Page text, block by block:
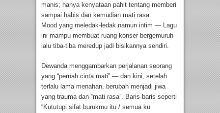
manis; hanya kenyataan pahit tentang memberi
sampai habis dan kemudian mati rasa.
Mood yang meledak-ledak namun intim — Lagu
ini mampu membuat ruang konser bergemuruh
lalu tiba-tiba meredup jadi bisikannya sendiri.
Dewanda menggambarkan perjalanan seorang
yang “pernah cinta mati” — dan kini, setelah
terlalu lama menahan, berubah menjadi jiwa
yang trauma dan “mati rasa”. Baris-baris seperti
“Kututupi sifat burukmu itu / semua ku